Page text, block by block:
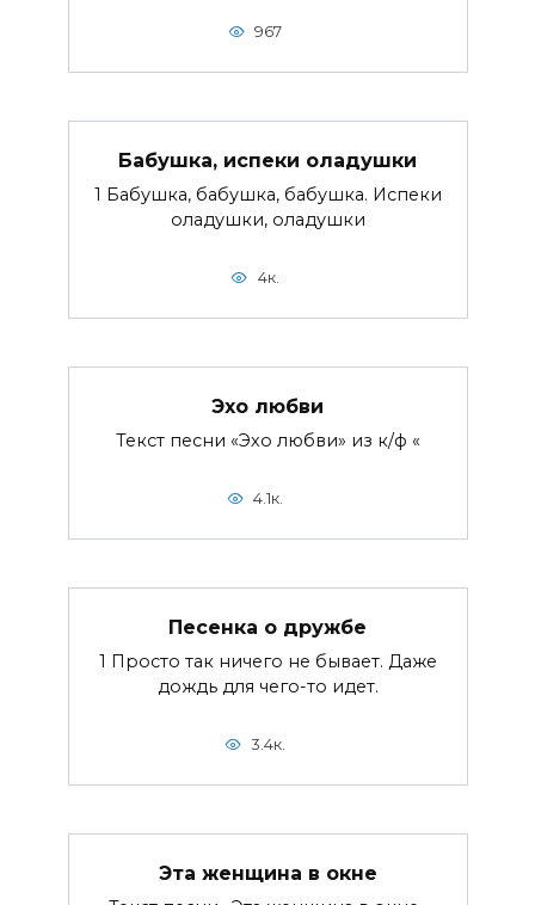
967
Бабушка, испеки оладушки
1 Бабушка, бабушка, бабушка. Испеки
оладушки, оладушки
4к.
Эхо любви
Текст песни «Эхо любви» из к/ф «
4.1к.
Песенка о дружбе
1 Просто так ничего не бывает. Даже
дождь для чего-то идет.
3.4к.
Эта женщина в окне